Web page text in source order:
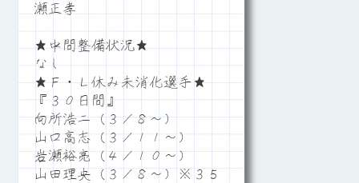
瀬正孝
★中間整備状況★
なし
★Ｆ・Ｌ休み未消化選手★
『３０日間』
向所浩二（３／８～）
山口高志（３／１１～）
岩瀬裕亮（４／１０～）
山田理央（３／８～）※３５